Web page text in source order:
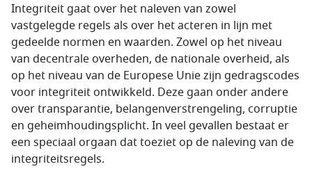
Integriteit gaat over het naleven van zowel
vastgelegde regels als over het acteren in lijn met
gedeelde normen en waarden. Zowel op het niveau
van decentrale overheden, de nationale overheid, als
op het niveau van de Europese Unie zijn gedragscodes
voor integriteit ontwikkeld. Deze gaan onder andere
over transparantie, belangenverstrengeling, corruptie
en geheimhoudingsplicht. In veel gevallen bestaat er
een speciaal orgaan dat toeziet op de naleving van de
integriteitsregels.